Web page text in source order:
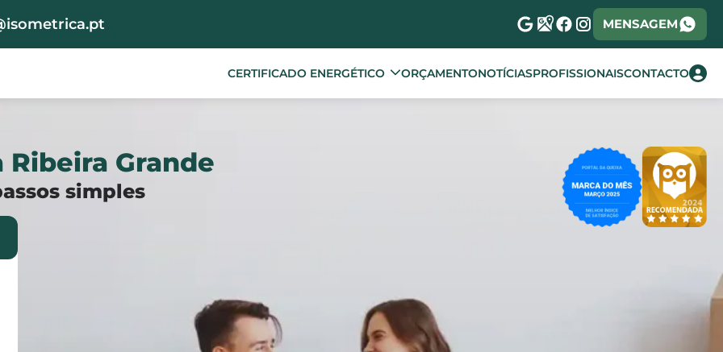
MENSAGEM
CERTIFICADO ENERGÉTICO ORÇAMENTONOTÍCIASPROFISSIONAISCONTACTO
Grande
simples